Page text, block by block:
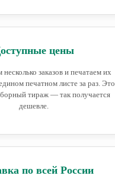
цены
заказов и печатаем их
печатном листе за раз. Это
тираж — так получается
дешевле.
по всей России